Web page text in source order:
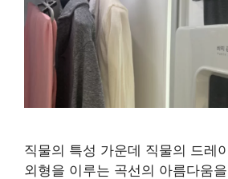
직물의 특성 가운데 직물의 드레
외형을 이루는 곡선의 아름다움